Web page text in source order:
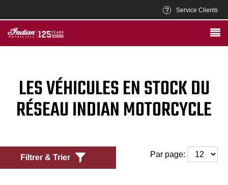
Service Clients
LES VÉHICULES EN STOCK DU
RÉSEAU INDIAN MOTORCYCLE
Filtrer & Trier Par page: